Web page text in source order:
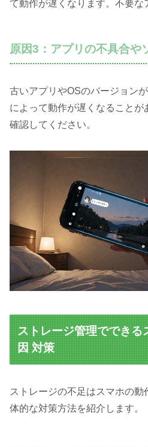
て動作が遅くなります。不要な
原因3：アプリの不具合や
古いアプリやOSのバージョン
によって動作が遅くなることが
確認してください。
ストレージ管理でできる
因 対策
ストレージの不足はスマホの
体的な対策方法を紹介します。